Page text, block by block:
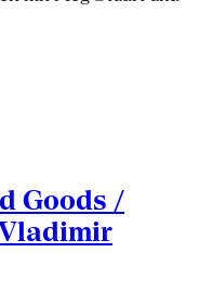
Goods /